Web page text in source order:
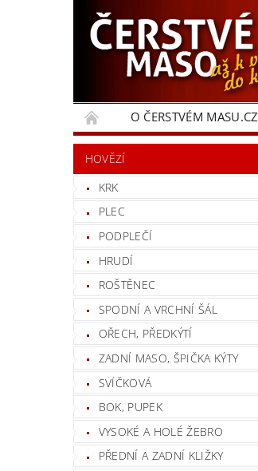
O ČERSTVÉM MASU.CZ
HOVĚZÍ
KRK
PLEC
PODPLEČÍ
HRUDÍ
ROŠTĚNEC
SPODNÍ A VRCHNÍ ŠÁL
OŘECH, PŘEDKÝTÍ
ZADNÍ MASO, ŠPIČKA KÝTY
SVÍČKOVÁ
BOK, PUPEK
VYSOKÉ A HOLÉ ŽEBRO
PŘEDNÍ A ZADNÍ KLIŽKY